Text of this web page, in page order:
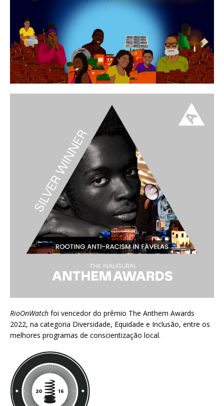
RioOnWatch foi vencedor do prêmio The Anthem Awards
2022, na categoria Diversidade, Equidade e Inclusão, entre os
melhores programas de conscientização local.